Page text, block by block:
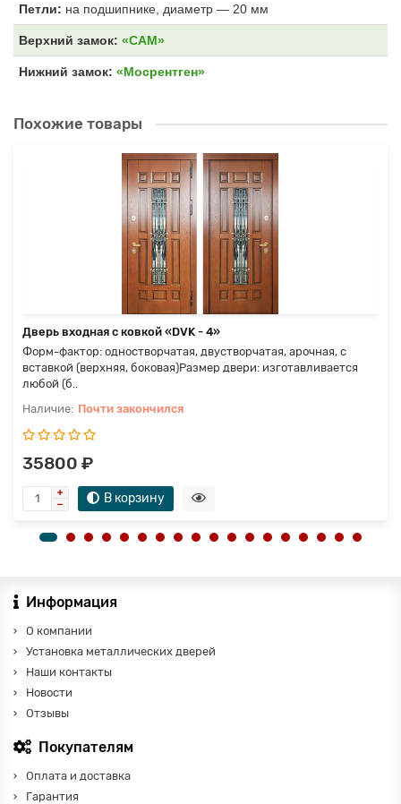
Петли: на подшипнике, диаметр — 20 мм
Верхний замок: «САМ»
Нижний замок: «Мосрентген»
Похожие товары
Дверь входная с ковкой «DVK - 4»
Форм-фактор: одностворчатая, двустворчатая, арочная, с
вставкой (верхняя, боковая)Размер двери: изготавливается
любой (б..
Почти закончился
35800 ₽
В корзину
Информация
О компании
Установка металлических дверей
Наши контакты
Новости
Отзывы
Покупателям
Оплата и доставка
Гарантия